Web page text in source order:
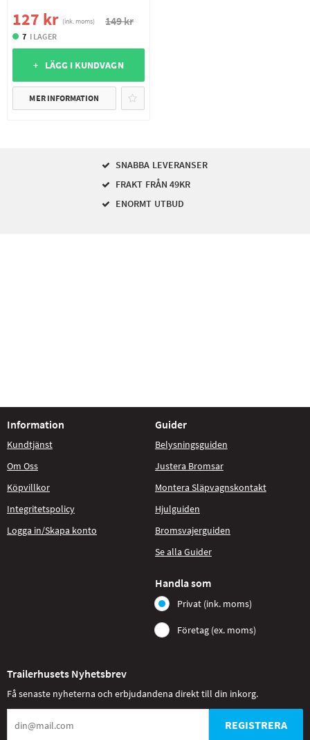
127 kr (ink. moms) 149 kr
7 I LAGER
+ LÄGG I KUNDVAGN
MER INFORMATION
SNABBA LEVERANSER
FRAKT FRÅN 49KR
ENORMT UTBUD
Information
Kundtjänst
Om Oss
Köpvillkor
Integritetspolicy
Logga in/Skapa konto
Guider
Belysningsguiden
Justera Bromsar
Montera Släpvagnskontakt
Hjulguiden
Bromsvajerguiden
Se alla Guider
Handla som
Privat (ink. moms)
Företag (ex. moms)
Trailerhusets Nyhetsbrev
Få senaste nyheterna och erbjudandena direkt till din inkorg.
REGISTRERA